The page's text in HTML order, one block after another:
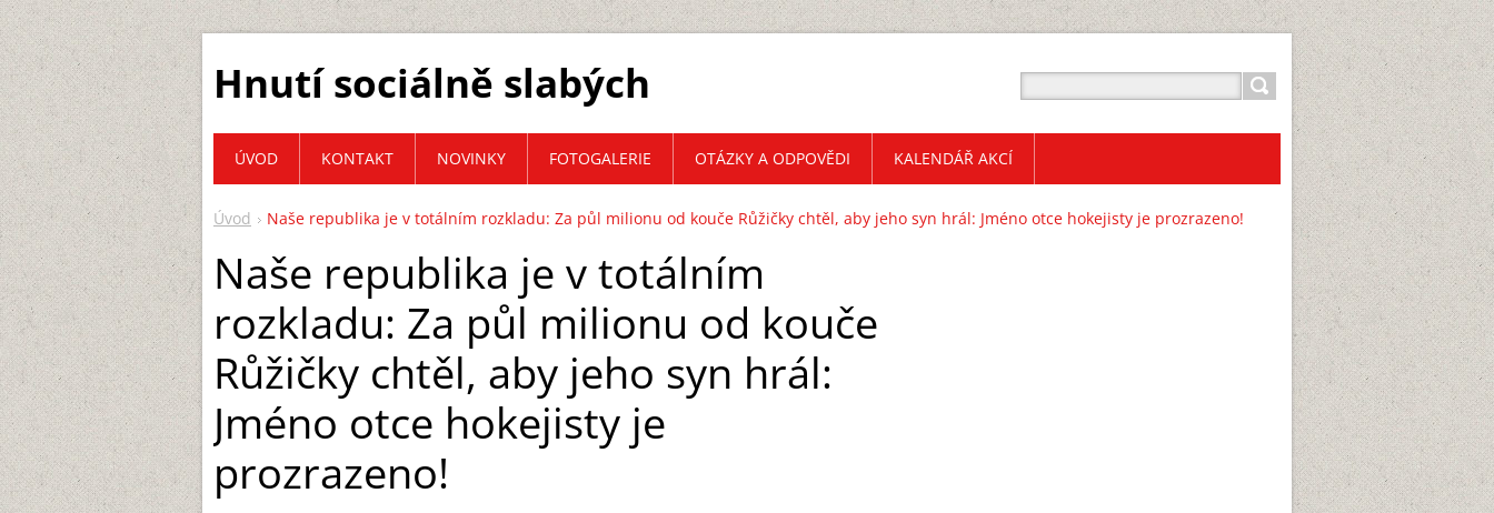
Hnutí sociálně slabých
Úvod Naše republika je v totálním rozkladu: Za půl milionu od kouče Růžičky chtěl, aby jeho syn hrál: Jméno otce hokejisty je prozrazeno!
Naše republika je v totálním
rozkladu: Za půl milionu od kouče
Růžičky chtěl, aby jeho syn hrál:
Jméno otce hokejisty je
prozrazeno!
ÚVOD KONTAKT NOVINKY FOTOGALERIE OTÁZKY A ODPOVĚDI KALENDÁŘ AKCÍ